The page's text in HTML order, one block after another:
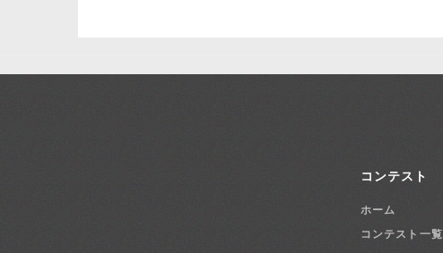
コンテスト
ホーム
コンテスト一覧